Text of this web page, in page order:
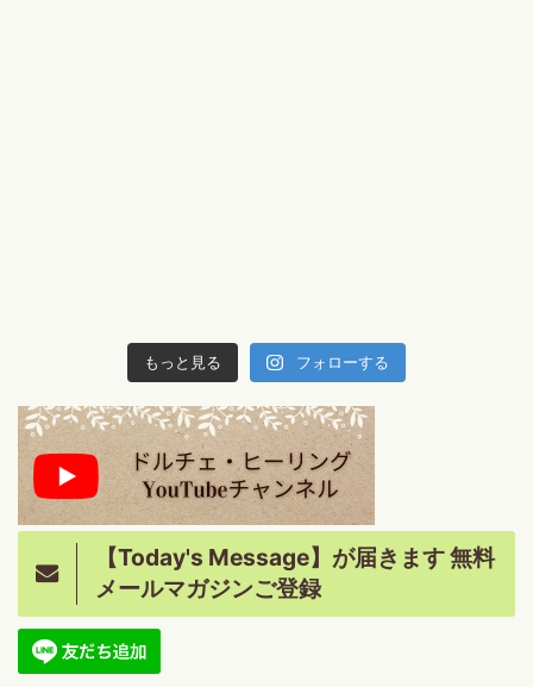
もっと見る フォローする
【Today's Message】が届きます 無料
メールマガジンご登録